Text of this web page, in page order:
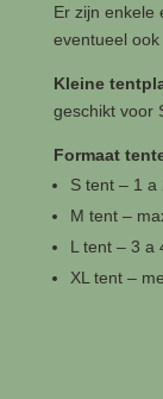
Er zijn enkele
eventueel ook
Kleine
geschikt voor
Formaat
S tent – 1 a
M tent –
L tent – 3 a
XL tent –